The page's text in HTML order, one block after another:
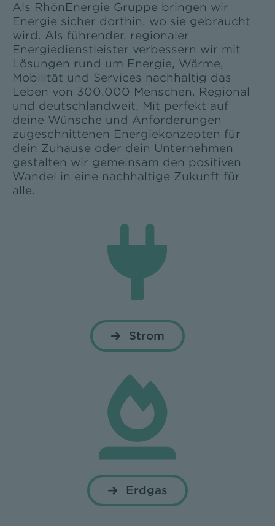
Als RhönEnergie Gruppe bringen wir
Energie sicher dorthin, wo sie gebraucht
wird. Als führender, regionaler
Energiedienstleister verbessern wir mit
Lösungen rund um Energie, Wärme,
Mobilität und Services nachhaltig das
Leben von 300.000 Menschen. Regional
und deutschlandweit. Mit perfekt auf
deine Wünsche und Anforderungen
zugeschnittenen Energiekonzepten für
dein Zuhause oder dein Unternehmen
gestalten wir gemeinsam den positiven
Wandel in eine nachhaltige Zukunft für
alle.
Strom
Erdgas